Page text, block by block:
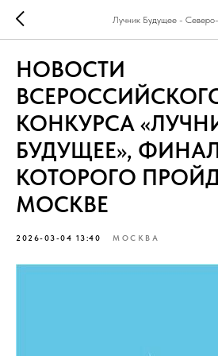
Лучник Будущее -
НОВОСТИ
КОНКУРСА
БУДУЩЕЕ»,
КОТОРОГО
МОСКВЕ
2026-03-04 13:40 МОСКВА